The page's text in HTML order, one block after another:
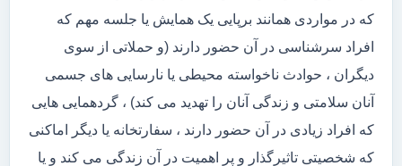
که در مواردی همانند برپایی یک همایش یا جلسه مهم که
افراد سرشناسی در آن حضور دارند (و حملاتی از سوی
دیگران ، حوادث ناخواسته محیطی یا نارسایی های جسمی
آنان سلامتی و زندگی آنان را تهدید می کند) ، گردهمایی هایی
که افراد زیادی در آن حضور دارند ، سفارتخانه یا دیگر اماکنی
که شخصیتی تاثیرگذار و پر اهمیت در آن زندگی می کند و یا